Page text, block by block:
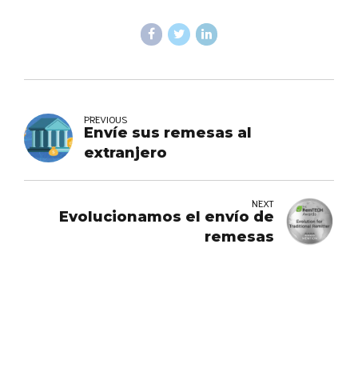
PREVIOUS
Envíe sus remesas al
extranjero
NEXT
Evolucionamos el envío de
remesas